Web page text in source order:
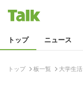
トップ ニュース
トップ 板一覧 大学生活